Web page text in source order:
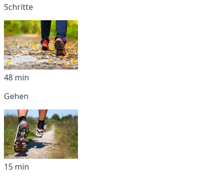
Schritte
48 min
Gehen
15 min